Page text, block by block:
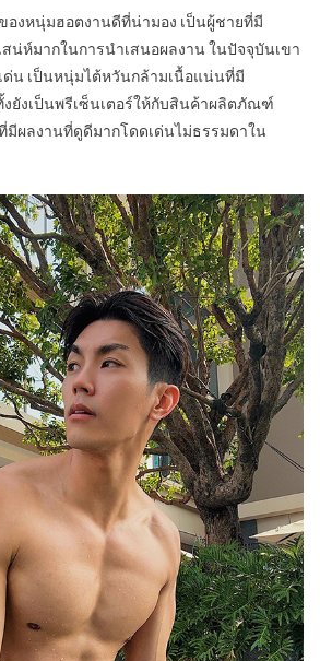
องหนุ่มฮอตงานดีที่น่ามอง เป็นผู้ชายที่มี
น่ห์มากในการนำเสนอผลงาน ในปัจจุบันเขา
น เป็นหนุ่มไต้หวันกล้ามเนื้อแน่นที่มี
งยังเป็นพรีเซ็นเตอร์ให้กับสินค้าผลิตภัณฑ์
มีผลงานที่ดูดีมากโดดเด่นไม่ธรรมดาใน